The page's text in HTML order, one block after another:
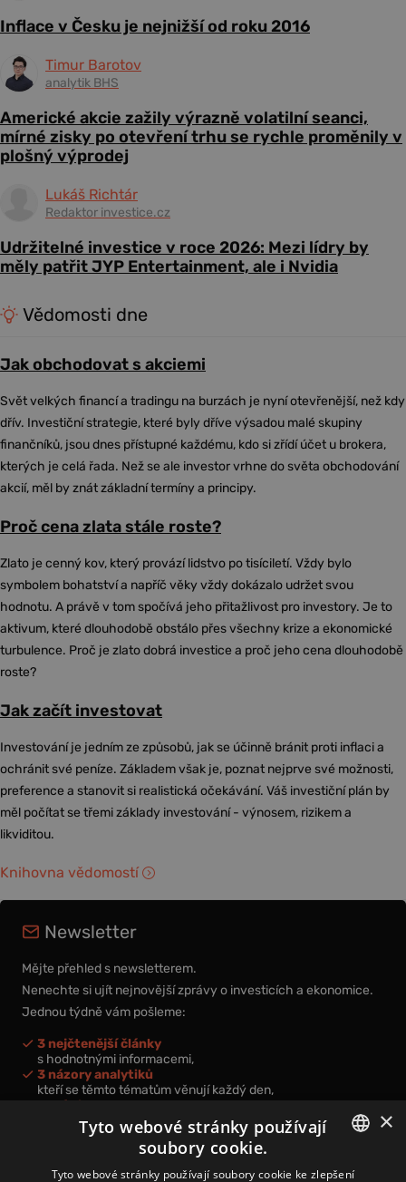
Inflace v Česku je nejnižší od roku 2016
Timur Barotov
analytik BHS
Americké akcie zažily výrazně volatilní seanci,
mírné zisky po otevření trhu se rychle proměnily v
plošný výprodej
Lukáš Richtár
Redaktor investice.cz
Udržitelné investice v roce 2026: Mezi lídry by
měly patřit JYP Entertainment, ale i Nvidia
Vědomosti dne
Jak obchodovat s akciemi
Svět velkých financí a tradingu na burzách je nyní otevřenější, než kdy
dřív. Investiční strategie, které byly dříve výsadou malé skupiny
finančníků, jsou dnes přístupné každému, kdo si zřídí účet u brokera,
kterých je celá řada. Než se ale investor vrhne do světa obchodování
akcií, měl by znát základní termíny a principy.
Proč cena zlata stále roste?
Zlato je cenný kov, který provází lidstvo po tisíciletí. Vždy bylo
symbolem bohatství a napříč věky vždy dokázalo udržet svou
hodnotu. A právě v tom spočívá jeho přitažlivost pro investory. Je to
aktivum, které dlouhodobě obstálo přes všechny krize a ekonomické
turbulence. Proč je zlato dobrá investice a proč jeho cena dlouhodobě
roste?
Jak začít investovat
Investování je jedním ze způsobů, jak se účinně bránit proti inflaci a
ochránit své peníze. Základem však je, poznat nejprve své možnosti,
preference a stanovit si realistická očekávání. Váš investiční plán by
měl počítat se třemi základy investování - výnosem, rizikem a
likviditou.
Knihovna vědomostí
Newsletter
Mějte přehled s newsletterem.
Nenechte si ujít nejnovější zprávy o investicích a ekonomice.
Jednou týdně vám pošleme:
3 nejčtenější články
s hodnotnými informacemi,
3 názory analytiků
kteří se těmto tématům věnují každý den,
nová videa a podcasty
k prohloubení vašich znalostí.
CZECH
×
Tyto webové stránky používají
soubory cookie.
Tyto webové stránky používají soubory cookie ke zlepšení